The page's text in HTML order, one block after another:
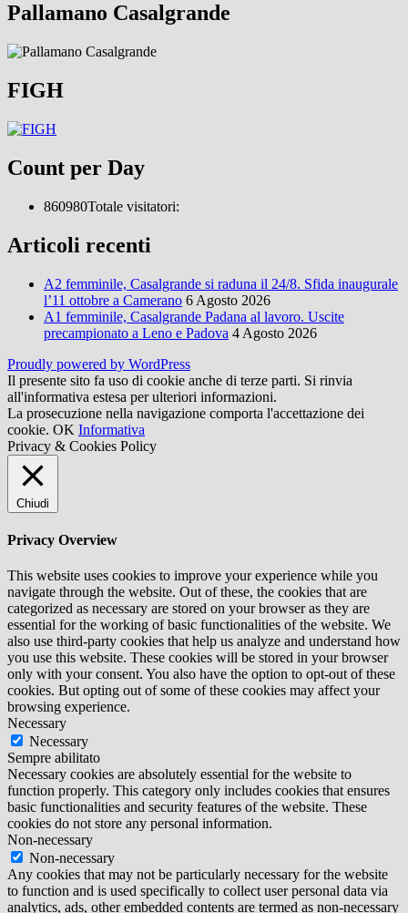
Pallamano Casalgrande
FIGH
Count per Day
860980Totale visitatori:
Articoli recenti
A2 femminile, Casalgrande si raduna il 24/8. Sfida inaugurale
l’11 ottobre a Camerano 6 Agosto 2026
A1 femminile, Casalgrande Padana al lavoro. Uscite
precampionato a Leno e Padova 4 Agosto 2026
Proudly powered by WordPress
Il presente sito fa uso di cookie anche di terze parti. Si rinvia
all'informativa estesa per ulteriori informazioni.
La prosecuzione nella navigazione comporta l'accettazione dei
cookie. OK Informativa
Privacy & Cookies Policy
Chiudi
Privacy Overview
This website uses cookies to improve your experience while you
navigate through the website. Out of these, the cookies that are
categorized as necessary are stored on your browser as they are
essential for the working of basic functionalities of the website. We
also use third-party cookies that help us analyze and understand how
you use this website. These cookies will be stored in your browser
only with your consent. You also have the option to opt-out of these
cookies. But opting out of some of these cookies may affect your
browsing experience.
Necessary
Necessary
Sempre abilitato
Necessary cookies are absolutely essential for the website to
function properly. This category only includes cookies that ensures
basic functionalities and security features of the website. These
cookies do not store any personal information.
Non-necessary
Non-necessary
Any cookies that may not be particularly necessary for the website
to function and is used specifically to collect user personal data via
analytics, ads, other embedded contents are termed as non-necessary